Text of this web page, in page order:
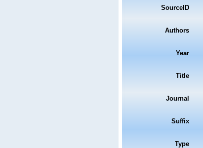
SourceID
Authors
Year
Title
Journal
Suffix
Type